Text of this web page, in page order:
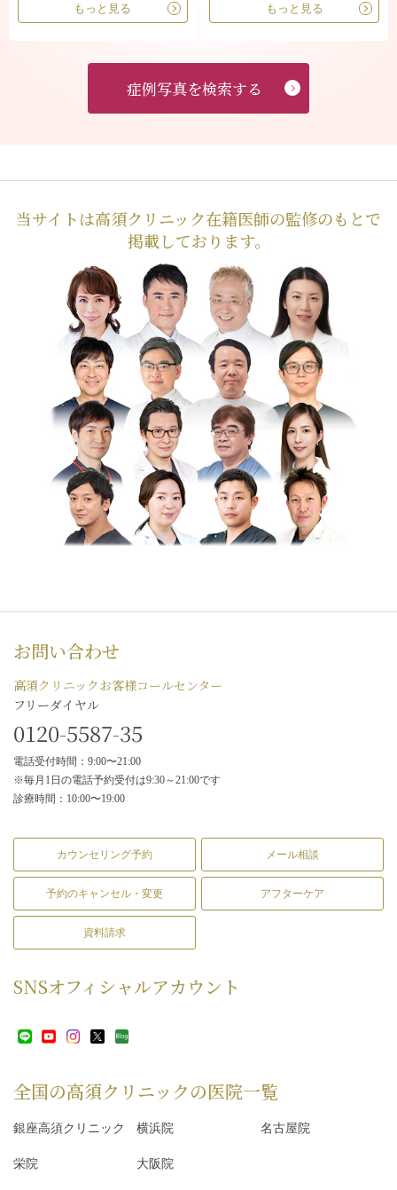
もっと見る もっと見る
症例写真を検索する
当サイトは高須クリニック在籍医師の監修のもとで
掲載しております。
お問い合わせ
高須クリニックお客様コールセンター
フリーダイヤル
0120-5587-35
電話受付時間：9:00〜21:00
※毎月1日の電話予約受付は9:30～21:00です
診療時間：10:00〜19:00
カウンセリング予約 メール相談
予約のキャンセル・変更 アフターケア
資料請求
SNSオフィシャルアカウント
全国の高須クリニックの医院一覧
銀座高須クリニック 横浜院 名古屋院
栄院 大阪院